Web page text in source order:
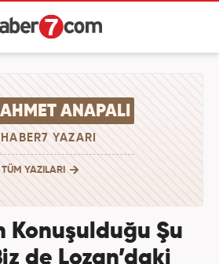
AHMET ANAPALI
HABER7 YAZARI
TÜM YAZILARI
Konuşulduğu Şu
de Lozan’daki